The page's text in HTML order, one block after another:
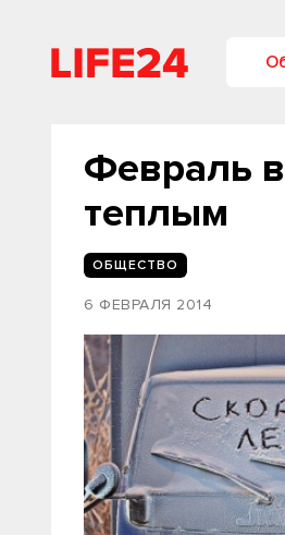
Февраль
теплым
ОБЩЕСТВО
6 ФЕВРАЛЯ 2014